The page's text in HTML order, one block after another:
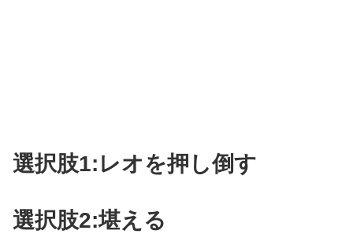
選択肢1:レオを押し倒す
選択肢2:堪える